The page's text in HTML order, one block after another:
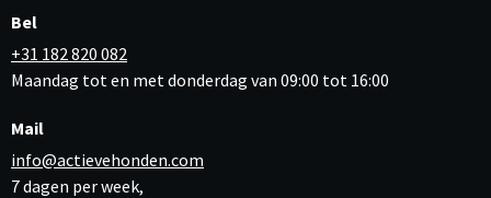
Bel
+31 182 820 082
Maandag tot en met donderdag van 09:00 tot 16:00
Mail
info@actievehonden.com
7 dagen per week,